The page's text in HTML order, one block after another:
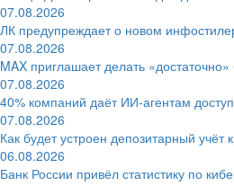
07.08.2026
ЛК предупреждает о новом
07.08.2026
MAX приглашает делать
07.08.2026
40% компаний даёт ИИ‑агентам
07.08.2026
Как будет устроен депозитарный учёт
06.08.2026
Банк России привёл статистику по